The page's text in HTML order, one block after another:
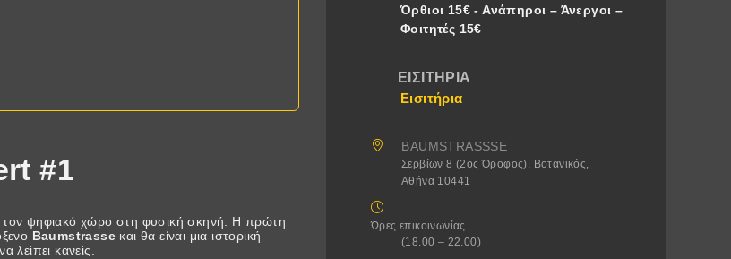
#1
ψηφιακό χώρο στη φυσική σκηνή. Η πρώτη
Baumstrasse και θα είναι μια ιστορική
λείπει κανείς.
Όρθιοι 15€ - Ανάπηροι – Άνεργοι –
Φοιτητές 15€
ΕΙΣΙΤΉΡΙΑ
Εισιτήρια
BAUMSTRASSSE
Σερβίων 8 (2ος Όροφος), Βοτανικός,
Αθήνα 10441
Ώρες επικοινωνίας
(18.00 – 22.00)